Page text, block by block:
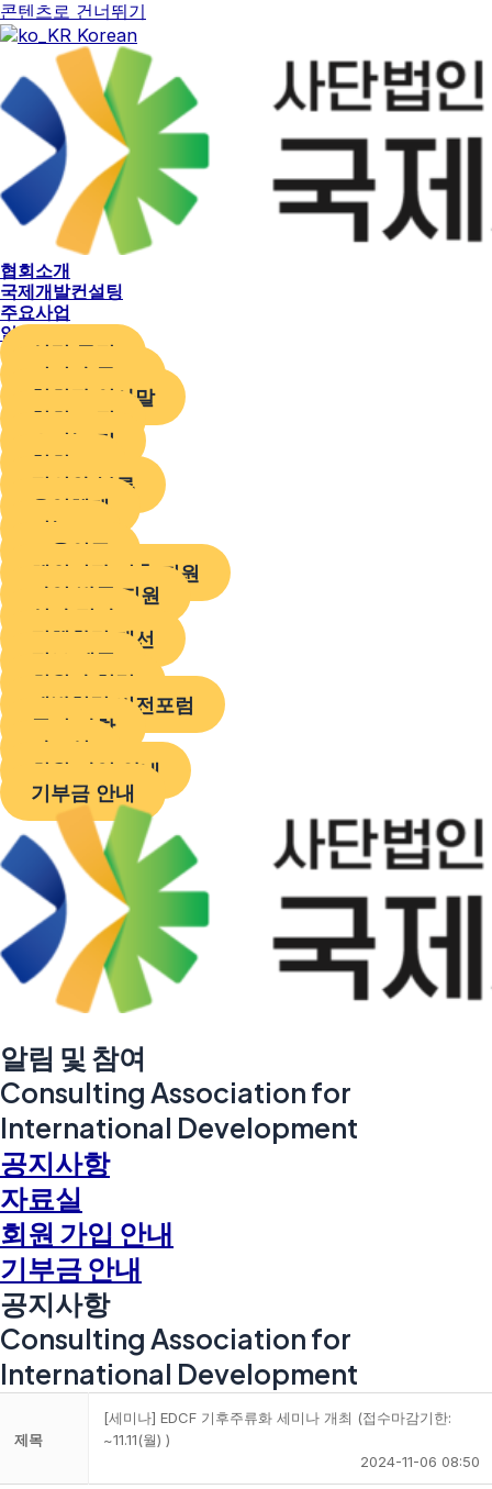
콘텐츠로 건너뛰기
Korean
협회소개
국제개발컨설팅
주요사업
알림 및 참여
설립 목적
비전과 목표
협회장 인사말
협회 조직
오시는 길
협회 CI
정의와 분류
운영체계
기능도
교육인증
해외시장 진출 지원
사업 발굴 지원
심사 평가
정책환경 개선
정보 제공
회원사 협력
개발협력 비전포럼
공지 사항
자료실
회원 가입 안내
기부금 안내
알림 및 참여
Consulting Association for
International Development
공지사항
자료실
회원 가입 안내
기부금 안내
공지사항
Consulting Association for
International Development
제목
[세미나] EDCF 기후주류화 세미나 개최 (접수마감기한:
~11.11(월) )
2024-11-06 08:50